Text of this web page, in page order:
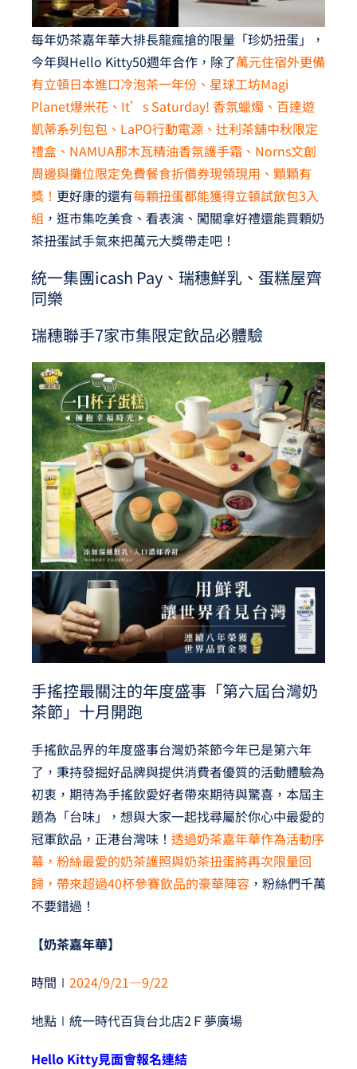
每年奶茶嘉年華大排長龍瘋搶的限量「珍奶扭蛋」，
今年與Hello Kitty50週年合作，除了萬元住宿外更備
有立頓日本進口冷泡茶一年份、星球工坊Magi
Planet爆米花、It’s Saturday! 香氛蠟燭、百達遊
凱蒂系列包包、LaPO行動電源、辻利茶舖中秋限定
禮盒、NAMUA那木瓦精油香氛護手霜、Norns文創
周邊與攤位限定免費餐食折價券現領現用、顆顆有
獎！ 更好康的還有每顆扭蛋都能獲得立頓試飲包3入
組 ，逛市集吃美食、看表演、闖關拿好禮還能買顆奶
茶扭蛋試手氣來把萬元大獎帶走吧！
統一集團icash Pay、瑞穗鮮乳、蛋糕屋齊
同樂
瑞穗聯手7家市集限定飲品必體驗
手搖控最關注的年度盛事「第六屆台灣奶
茶節」十月開跑
手搖飲品界的年度盛事台灣奶茶節今年已是第六年
了，秉持發掘好品牌與提供消費者優質的活動體驗為
初衷，期待為手搖飲愛好者帶來期待與驚喜，本屆主
題為「台味」，想與大家一起找尋屬於你心中最愛的
冠軍飲品，正港台灣味！ 透過奶茶嘉年華作為活動序
幕，粉絲最愛的奶茶護照與奶茶扭蛋將再次限量回
歸，帶來超過40杯參賽飲品的豪華陣容，粉絲們千萬
不要錯過！
【奶茶嘉年華】
時間∣ 2024/9/21—9/22
地點∣統一時代百貨台北店2Ｆ夢廣場
Hello Kitty見面會報名連結